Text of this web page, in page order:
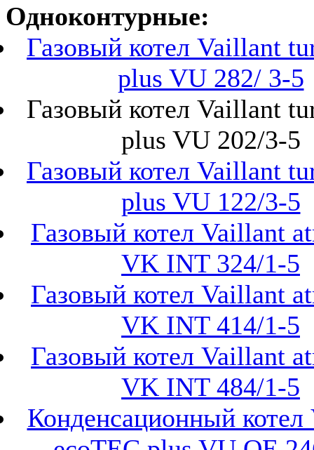
Одноконтурные:
Газовый котел Vaillant
plus VU 282/ 3-5
Газовый котел Vaillant
plus VU 202/3-5
Газовый котел Vaillant
plus VU 122/3-5
Газовый котел Vaillant
VK INT 324/1-5
Газовый котел Vaillant
VK INT 414/1-5
Газовый котел Vaillant
VK INT 484/1-5
Конденсационный